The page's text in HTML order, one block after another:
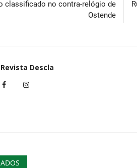
classificado no contra-relógio de
Ostende
Revista Descla